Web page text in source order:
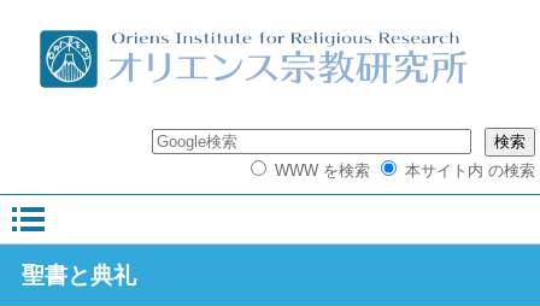
WWW を検索 本サイト内 の検索
聖書と典礼